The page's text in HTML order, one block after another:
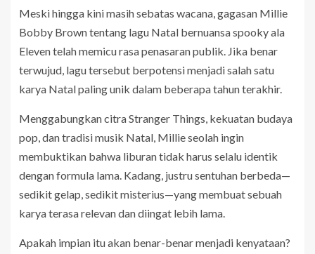
Meski hingga kini masih sebatas wacana, gagasan Millie
Bobby Brown tentang lagu Natal bernuansa spooky ala
Eleven telah memicu rasa penasaran publik. Jika benar
terwujud, lagu tersebut berpotensi menjadi salah satu
karya Natal paling unik dalam beberapa tahun terakhir.
Menggabungkan citra Stranger Things, kekuatan budaya
pop, dan tradisi musik Natal, Millie seolah ingin
membuktikan bahwa liburan tidak harus selalu identik
dengan formula lama. Kadang, justru sentuhan berbeda—
sedikit gelap, sedikit misterius—yang membuat sebuah
karya terasa relevan dan diingat lebih lama.
Apakah impian itu akan benar-benar menjadi kenyataan?